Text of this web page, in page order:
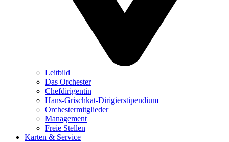
Leitbild
Das Orchester
Chefdirigentin
Hans-Grischkat-Dirigierstipendium
Orchestermitglieder
Management
Freie Stellen
Karten & Service